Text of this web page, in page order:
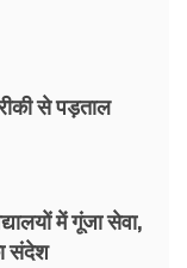
से पड़ताल
में गूंजा सेवा,
संदेश